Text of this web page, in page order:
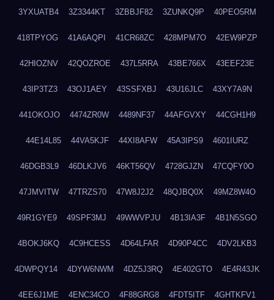
3YXUATB4 3Z3344KT 3ZBBJF82 3ZUNKQ9P 40PEO5RM
418TPYOG 41A6AQPI 41CR68ZC 428MPM7O 42EW9PZP
42HIOZNV 42QOZROE 437L5RRA 43BE766X 43EEF23E
43IP3TZ3 43OJ1AEY 43SSFXBJ 43U16JLC 43XY7A9N
441OKOJO 4474ZR0W 4489NF37 44AFGVXY 44CGH1H9
44E14L85 44VA5KJF 44XI8AFW 45A3IPS9 4601IURZ
46DGB3L9 46DLKJV6 46KT56QV 4728GJZN 47CQFY0O
47JMVITW 47TRZS70 47W8J2J2 48QJBQ0X 49MZ8W4O
49R1GYE9 49SPF3MJ 49WWVPJU 4B13IA3F 4B1N5SGO
4BOKJ6KQ 4C9HCESS 4D64LFAR 4D90P4CC 4DV2LKB3
4DWPQY14 4DYW6NWM 4DZ5J3RQ 4E402GTO 4E4R43JK
4EE6J1ME 4ENC34CO 4F88GRG8 4FDT5ITF 4GHTKFV1